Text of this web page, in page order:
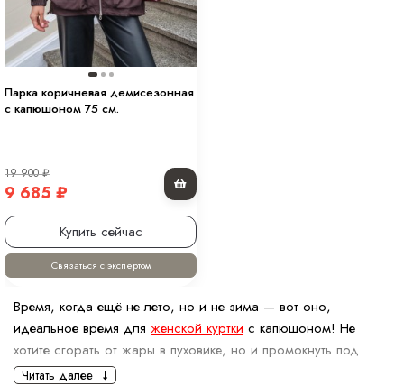
Парка коричневая демисезонная
с капюшоном 75 см.
19 900₽
9 685 ₽
Купить сейчас
Связаться с экспертом
Время, когда ещё не лето, но и не зима — вот оно,
идеальное время для женской куртки с капюшоном! Не
хотите сгорать от жары в пуховике, но и промокнуть под
дождем тоже не хочется? В MoniFurs мы знаем решение!
Читать далее